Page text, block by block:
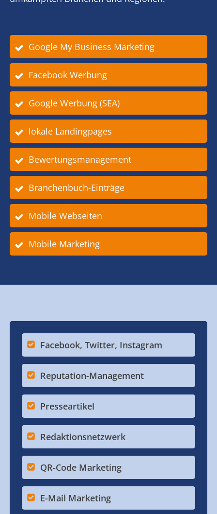
Google My Business Marketing
Facebook Werbung
Google Werbung (SEA)
lokale Landingpages
Bewertungsmanagement
Branchenbuch-Einträge
Mobile Webseiten
Mobile Marketing
Facebook, Twitter, Instagram
Reputation-Management
Presseartikel
Redaktionsnetzwerk
QR-Code Marketing
E-Mail Marketing